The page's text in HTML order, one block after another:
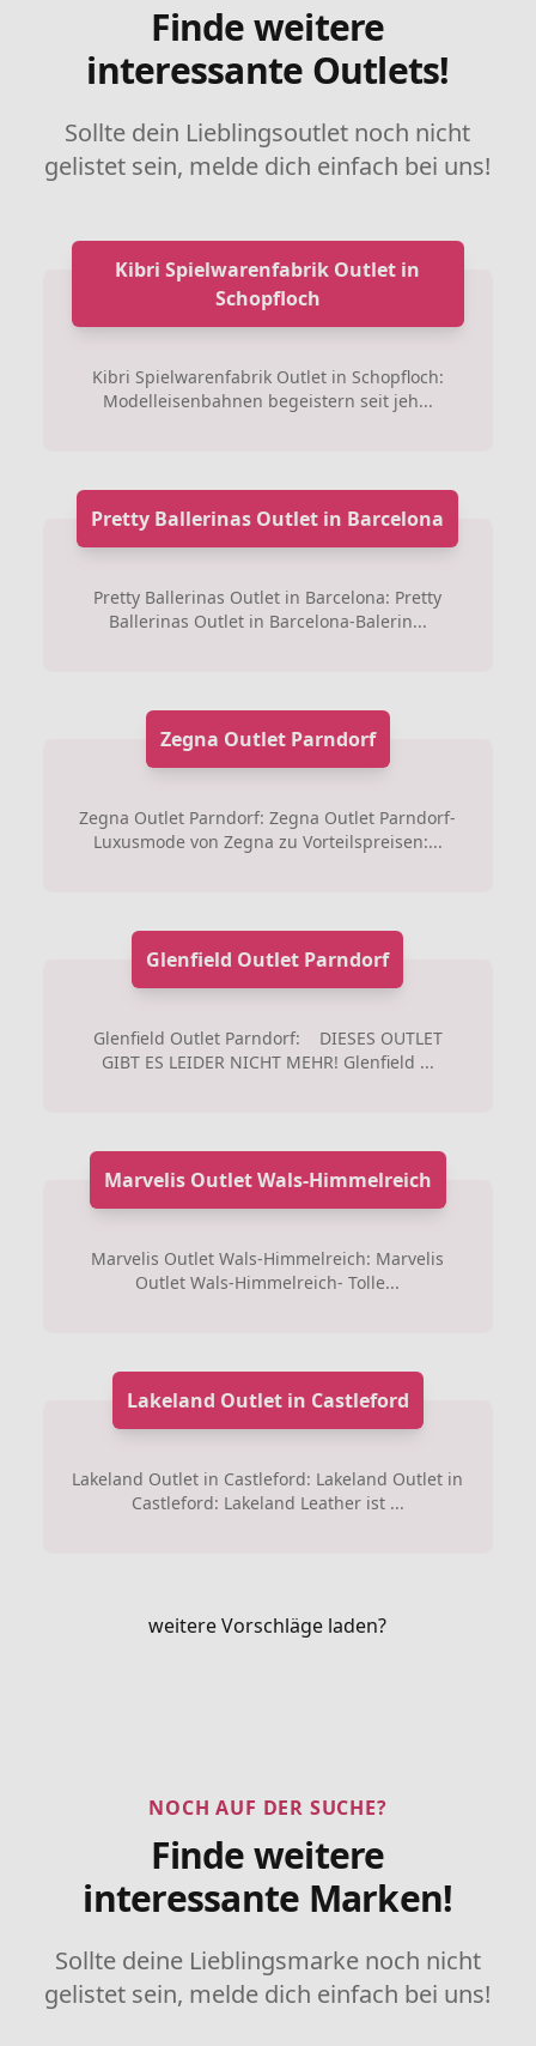
Finde weitere
interessante Outlets!
Sollte dein Lieblingsoutlet noch nicht
gelistet sein, melde dich einfach bei uns!
Kibri Spielwarenfabrik Outlet in
Schopfloch
Kibri Spielwarenfabrik Outlet in Schopfloch:
Modelleisenbahnen begeistern seit jeh...
Pretty Ballerinas Outlet in Barcelona
Pretty Ballerinas Outlet in Barcelona: Pretty
Ballerinas Outlet in Barcelona-Balerin...
Zegna Outlet Parndorf
Zegna Outlet Parndorf: Zegna Outlet Parndorf-
Luxusmode von Zegna zu Vorteilspreisen:...
Glenfield Outlet Parndorf
Glenfield Outlet Parndorf: DIESES OUTLET
GIBT ES LEIDER NICHT MEHR! Glenfield ...
Marvelis Outlet Wals-Himmelreich
Marvelis Outlet Wals-Himmelreich: Marvelis
Outlet Wals-Himmelreich- Tolle...
Lakeland Outlet in Castleford
Lakeland Outlet in Castleford: Lakeland Outlet in
Castleford: Lakeland Leather ist ...
weitere Vorschläge laden?
NOCH AUF DER SUCHE?
Finde weitere
interessante Marken!
Sollte deine Lieblingsmarke noch nicht
gelistet sein, melde dich einfach bei uns!